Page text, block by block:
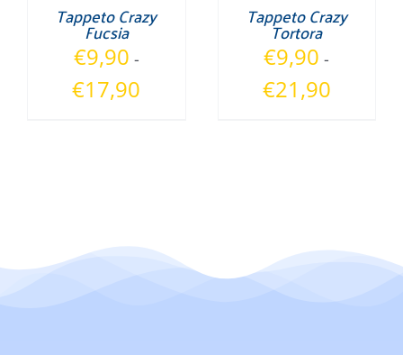
Tappeto Crazy
Fucsia
€9,90 -
€17,90
Tappeto Crazy
Tortora
€9,90 -
€21,90Fascia